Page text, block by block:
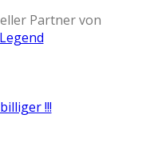
Partner von
!!!